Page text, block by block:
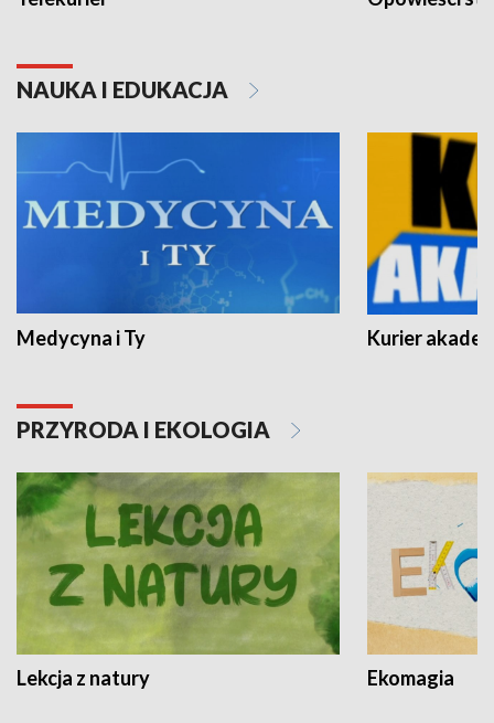
NAUKA I EDUKACJA
Medycyna i Ty Kurier
PRZYRODA I EKOLOGIA
Lekcja z natury Ekomagia